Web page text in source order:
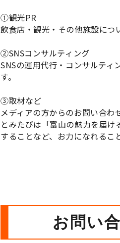
①観光PR
飲食店・観光・その他施設につ
②SNSコンサルティング
SNSの運用代行・コンサルティ
す。
③取材など
メディアの方からのお問い合わ
とみたびは「富山の魅力を届
することなど、お力になれるこ
お問い